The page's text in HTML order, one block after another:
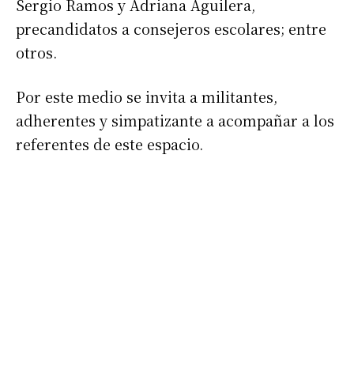
Sergio Ramos y Adriana Aguilera,
precandidatos a consejeros escolares; entre
otros.
Por este medio se invita a militantes,
adherentes y simpatizante a acompañar a los
referentes de este espacio.